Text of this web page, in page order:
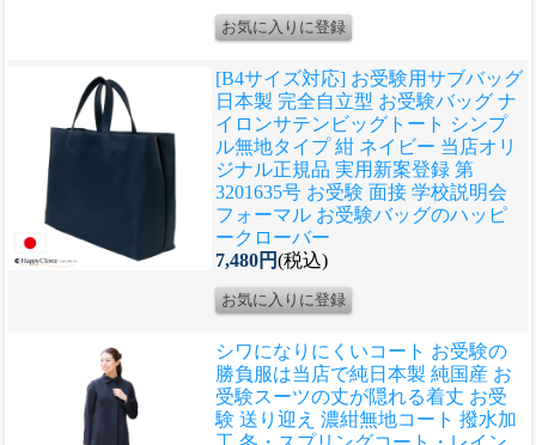
[B4サイズ対応] お受験用サブバッグ
日本製 完全自立型 お受験バッグ ナ
イロンサテンビッグトート シンプ
ル無地タイプ 紺 ネイビー 当店オリ
ジナル正規品 実用新案登録 第
3201635号 お受験 面接 学校説明会
フォーマル お受験バッグのハッピ
ークローバー
7,480円(税込)
シワになりにくいコート お受験の
勝負服は当店で純日本製 純国産 お
受験スーツの丈が隠れる着丈 お受
験 送り迎え 濃紺無地コート 撥水加